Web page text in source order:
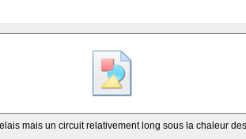
mais un circuit relativement long sous la chaleur